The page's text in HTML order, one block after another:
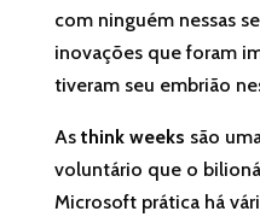
com ninguém nessas
inovações que foram
tiveram seu embrião
As think weeks são
voluntário que o
Microsoft prática há